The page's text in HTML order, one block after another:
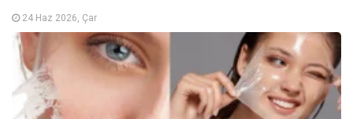
24 Haz 2026, Çar